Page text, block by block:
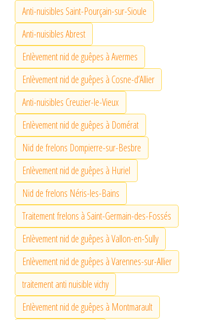
Anti-nuisibles Saint-Pourçain-sur-Sioule
Anti-nuisibles Abrest
Enlèvement nid de guêpes à Avermes
Enlèvement nid de guêpes à Cosne-d’Allier
Anti-nuisibles Creuzier-le-Vieux
Enlèvement nid de guêpes à Domérat
Nid de frelons Dompierre-sur-Besbre
Enlèvement nid de guêpes à Huriel
Nid de frelons Néris-les-Bains
Traitement frelons à Saint-Germain-des-Fossés
Enlèvement nid de guêpes à Vallon-en-Sully
Enlèvement nid de guêpes à Varennes-sur-Allier
traitement anti nuisible vichy
Enlèvement nid de guêpes à Montmarault